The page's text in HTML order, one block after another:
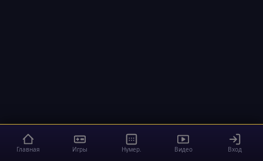
Главная Игры Нумер. Видео Вход